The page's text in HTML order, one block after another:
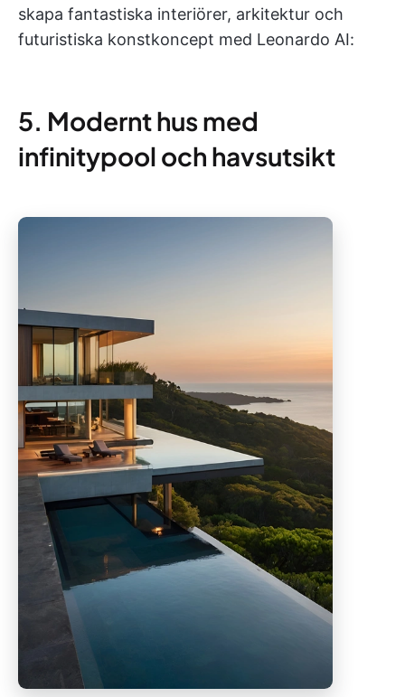
skapa fantastiska interiörer, arkitektur och
futuristiska konstkoncept med Leonardo AI:
5. Modernt hus med
infinitypool och havsutsikt